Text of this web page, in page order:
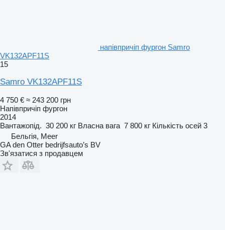
напівпричіп фургон Samro
VK132APF11S
15
Samro VK132APF11S
4 750 € ≈ 243 200 грн
Напівпричіп фургон
2014
Вантажопід. 30 200 кг Власна вага 7 800 кг Кількість осей 3
Бельгія, Meer
GA den Otter bedrijfsauto’s BV
Зв'язатися з продавцем